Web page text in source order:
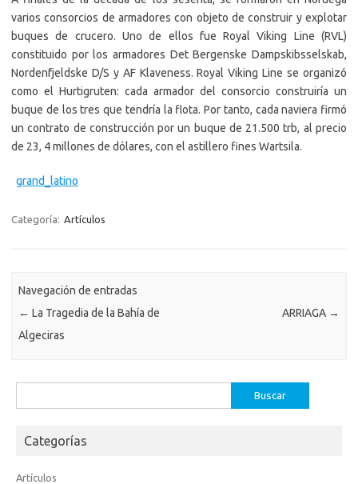
varios consorcios de armadores con objeto de construir y explotar
buques de crucero. Uno de ellos fue Royal Viking Line (RVL)
constituido por los armadores Det Bergenske Dampskibsselskab,
Nordenfjeldske D/S y AF Klaveness. Royal Viking Line se organizó
como el Hurtigruten: cada armador del consorcio construiría un
buque de los tres que tendría la flota. Por tanto, cada naviera firmó
un contrato de construcción por un buque de 21.500 trb, al precio
de 23, 4 millones de dólares, con el astillero fines Wartsila.
grand_latino
Categoría: Artículos
Navegación de entradas
← La Tragedia de la Bahía de
Algeciras
ARRIAGA →
Categorías
Artículos